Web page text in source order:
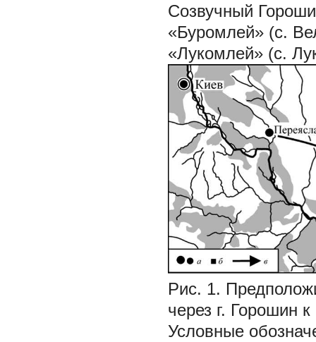
Созвучный
«Буромлей» (с.
«Лукомлей» (с.
Рис. 1.
через г. Горошин
Условные